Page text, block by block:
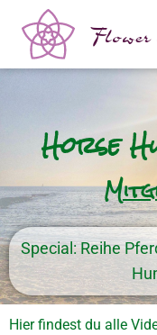
Horse
Special: Reihe
Hier findest du alle